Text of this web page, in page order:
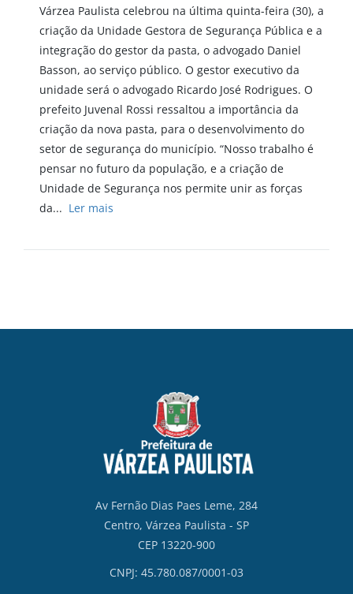
Várzea Paulista celebrou na última quinta-feira (30), a
criação da Unidade Gestora de Segurança Pública e a
integração do gestor da pasta, o advogado Daniel
Basson, ao serviço público. O gestor executivo da
unidade será o advogado Ricardo José Rodrigues. O
prefeito Juvenal Rossi ressaltou a importância da
criação da nova pasta, para o desenvolvimento do
setor de segurança do município. “Nosso trabalho é
pensar no futuro da população, e a criação de
Unidade de Segurança nos permite unir as forças
da... Ler mais
Av Fernão Dias Paes Leme, 284
Centro, Várzea Paulista - SP
CEP 13220-900
CNPJ: 45.780.087/0001-03